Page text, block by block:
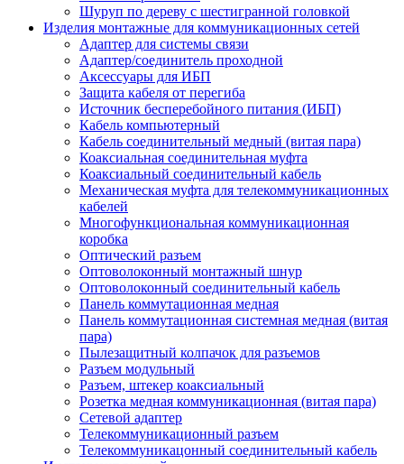
Шуруп по дереву с шестигранной головкой
Изделия монтажные для коммуникационных сетей
Адаптер для системы связи
Адаптер/соединитель проходной
Аксессуары для ИБП
Защита кабеля от перегиба
Источник бесперебойного питания (ИБП)
Кабель компьютерный
Кабель соединительный медный (витая пара)
Коаксиальная соединительная муфта
Коаксиальный соединительный кабель
Механическая муфта для телекоммуникационных
кабелей
Многофункциональная коммуникационная
коробка
Оптический разъем
Оптоволоконный монтажный шнур
Оптоволоконный соединительный кабель
Панель коммутационная медная
Панель коммутационная системная медная (витая
пара)
Пылезащитный колпачок для разъемов
Разъем модульный
Разъем, штекер коаксиальный
Розетка медная коммуникационная (витая пара)
Сетевой адаптер
Телекоммуникационный разъем
Телекоммуникацонный соединительный кабель